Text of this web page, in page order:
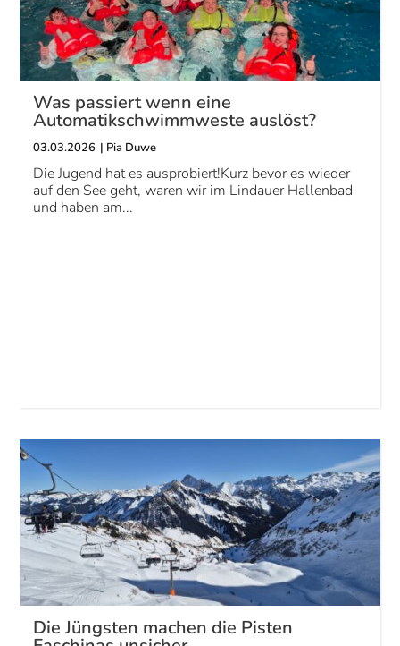
Was passiert wenn eine
Automatikschwimmweste auslöst?
03.03.2026 | Pia Duwe
Die Jugend hat es ausprobiert!Kurz bevor es wieder
auf den See geht, waren wir im Lindauer Hallenbad
und haben am...
Die Jüngsten machen die Pisten